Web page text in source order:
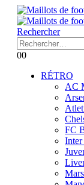
Rechercher
00
RÉTRO
AC
FC